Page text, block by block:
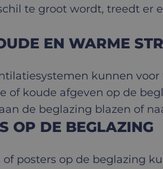
te groot wordt, treedt er
EN WARME
kunnen
of koude afgeven op de
de beglazing blazen of
OP DE BEGLAZING
of posters op de beglazing